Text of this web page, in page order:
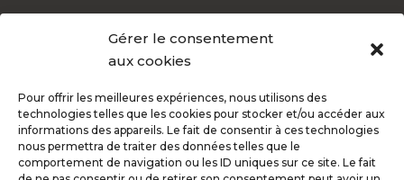
Gérer le consentement
aux cookies
Pour offrir les meilleures expériences, nous utilisons des
technologies telles que les cookies pour stocker et/ou accéder aux
informations des appareils. Le fait de consentir à ces technologies
nous permettra de traiter des données telles que le
comportement de navigation ou les ID uniques sur ce site. Le fait
CONTACT
 +33 5 54 54 93 94
 82 Rte de Bayonne 31300 Toulouse